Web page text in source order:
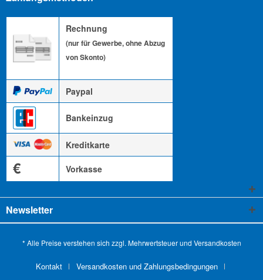
Rechnung
(nur für Gewerbe, ohne Abzug
von Skonto)
Paypal
Bankeinzug
Kreditkarte
€ Vorkasse
Newsletter
* Alle Preise verstehen sich zzgl. Mehrwertsteuer und Versandkosten
Kontakt Versandkosten und Zahlungsbedingungen